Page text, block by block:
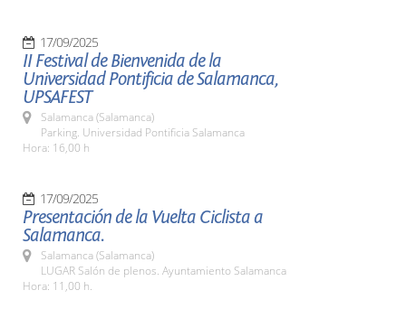
17/09/2025
II Festival de Bienvenida de la
Universidad Pontificia de Salamanca,
UPSAFEST
Salamanca (Salamanca)
Parking. Universidad Pontificia Salamanca
Hora: 16,00 h
17/09/2025
Presentación de la Vuelta Ciclista a
Salamanca.
Salamanca (Salamanca)
LUGAR Salón de plenos. Ayuntamiento Salamanca
Hora: 11,00 h.